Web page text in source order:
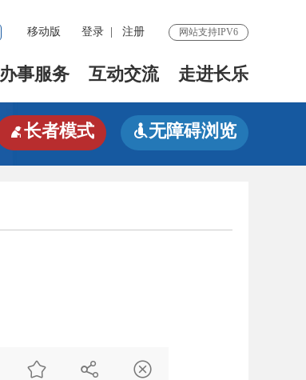
移动版 登录 注册 网站支持IPV6
办事服务 互动交流 走进长乐
长者模式 无障碍浏览
  